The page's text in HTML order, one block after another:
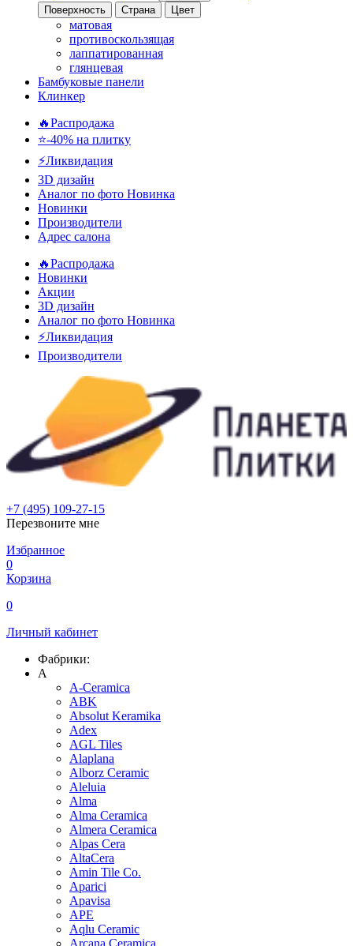
Поверхность Страна Цвет
матовая
противоскользящая
лаппатированная
глянцевая
Бамбуковые панели
Клинкер
🔥Распродажа
⭐-40% на плитку
⚡️Ликвидация
3D дизайн
Аналог по фото Новинка
Новинки
Производители
Адрес салона
🔥Распродажа
Новинки
Акции
3D дизайн
Аналог по фото Новинка
⚡Ликвидация
Производители
+7 (495) 109-27-15
Перезвоните мне
Избранное
0
Корзина
0
Личный кабинет
Фабрики:
A
A-Ceramica
ABK
Absolut Keramika
Adex
AGL Tiles
Alaplana
Alborz Ceramic
Aleluia
Alma
Alma Ceramica
Almera Ceramica
Alpas Cera
AltaCera
Amin Tile Co.
Aparici
Apavisa
APE
Aqlu Ceramic
Arcana Ceramica